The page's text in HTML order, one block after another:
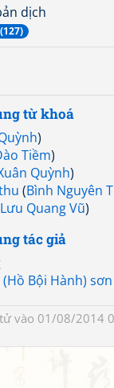
dịch
từ khoá
)
Tiềm)
Quỳnh)
(Bình Nguyên
Lưu Quang Vũ)
tác giả
Bội Hành)
vào 01/08/2014